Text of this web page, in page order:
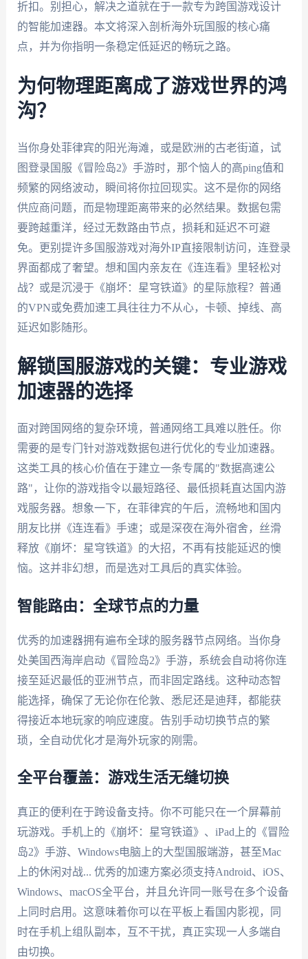
折扣。别担心，解决之道就在于一款专为跨国游戏设计
的智能加速器。本文将深入剖析海外玩国服的核心痛
点，并为你指明一条稳定低延迟的畅玩之路。
为何物理距离成了游戏世界的鸿
沟？
当你身处菲律宾的阳光海滩，或是欧洲的古老街道，试
图登录国服《冒险岛2》手游时，那个恼人的高ping值和
频繁的网络波动，瞬间将你拉回现实。这不是你的网络
供应商问题，而是物理距离带来的必然结果。数据包需
要跨越重洋，经过无数路由节点，损耗和延迟不可避
免。更别提许多国服游戏对海外IP直接限制访问，连登录
界面都成了奢望。想和国内亲友在《连连看》里轻松对
战？或是沉浸于《崩坏：星穹铁道》的星际旅程？普通
的VPN或免费加速工具往往力不从心，卡顿、掉线、高
延迟如影随形。
解锁国服游戏的关键：专业游戏
加速器的选择
面对跨国网络的复杂环境，普通网络工具难以胜任。你
需要的是专门针对游戏数据包进行优化的专业加速器。
这类工具的核心价值在于建立一条专属的"数据高速公
路"，让你的游戏指令以最短路径、最低损耗直达国内游
戏服务器。想象一下，在菲律宾的午后，流畅地和国内
朋友比拼《连连看》手速；或是深夜在海外宿舍，丝滑
释放《崩坏：星穹铁道》的大招，不再有技能延迟的懊
恼。这并非幻想，而是选对工具后的真实体验。
智能路由：全球节点的力量
优秀的加速器拥有遍布全球的服务器节点网络。当你身
处美国西海岸启动《冒险岛2》手游，系统会自动将你连
接至延迟最低的亚洲节点，而非固定路线。这种动态智
能选择，确保了无论你在伦敦、悉尼还是迪拜，都能获
得接近本地玩家的响应速度。告别手动切换节点的繁
琐，全自动优化才是海外玩家的刚需。
全平台覆盖：游戏生活无缝切换
真正的便利在于跨设备支持。你不可能只在一个屏幕前
玩游戏。手机上的《崩坏：星穹铁道》、iPad上的《冒险
岛2》手游、Windows电脑上的大型国服端游，甚至Mac
上的休闲对战... 优秀的加速方案必须支持Android、iOS、
Windows、macOS全平台，并且允许同一账号在多个设备
上同时启用。这意味着你可以在平板上看国内影视，同
时在手机上组队副本，互不干扰，真正实现一人多端自
由切换。